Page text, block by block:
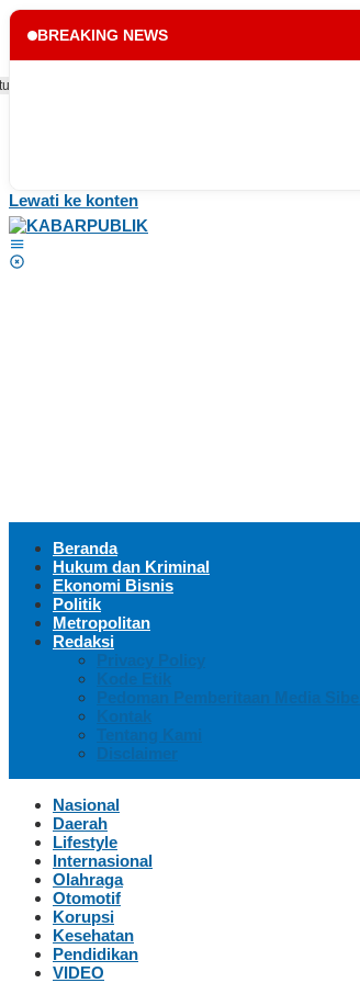
BREAKING NEWS
Lewati ke konten
Beranda
Hukum dan Kriminal
Ekonomi Bisnis
Politik
Metropolitan
Redaksi
Privacy Policy
Kode Etik
Pedoman Pemberitaan Media
Kontak
Tentang Kami
Disclaimer
Nasional
Daerah
Lifestyle
Internasional
Olahraga
Otomotif
Korupsi
Kesehatan
Pendidikan
VIDEO